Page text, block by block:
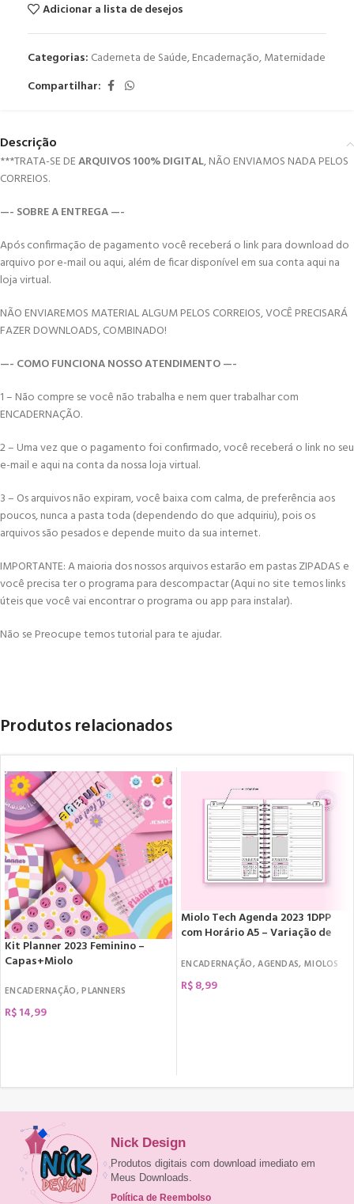
Adicionar a lista de desejos
Categorias: Caderneta de Saúde,Encadernação,Maternidade
Compartilhar:
Descrição
***TRATA-SE DEARQUIVOS 100% DIGITAL, NÃO ENVIAMOS NADA PELOS
CORREIOS.
—- SOBRE A ENTREGA —-
Após confirmação de pagamento você receberá o link para download do
arquivo por e-mail ou aqui, além de ficar disponível em sua conta aqui na
loja virtual.
NÃO ENVIAREMOS MATERIAL ALGUM PELOS CORREIOS, VOCÊ PRECISARÁ
FAZER DOWNLOADS, COMBINADO!
—- COMO FUNCIONA NOSSO ATENDIMENTO —-
1 – Não compre se você não trabalha e nem quer trabalhar com
ENCADERNAÇÃO.
2 – Uma vez que o pagamento foi confirmado, você receberá o link no seu
e-mail e aqui na conta da nossa loja virtual.
3 – Os arquivos não expiram, você baixa com calma, de preferência aos
poucos, nunca a pasta toda (dependendo do que adquiriu), pois os
arquivos são pesados e depende muito da sua internet.
IMPORTANTE: A maioria dos nossos arquivos estarão em pastas ZIPADAS e
você precisa ter o programa para descompactar (Aqui no site temos links
úteis que você vai encontrar o programa ou app para instalar).
Não se Preocupe temos tutorial para te ajudar.
Produtos relacionados
Kit Planner 2023 Feminino –
Capas+Miolo
ENCADERNAÇÃO,PLANNERS
R$14,99
Miolo Tech Agenda 2023 1DPP
com Horário A5 – Variação de
ENCADERNAÇÃO,AGENDAS, MIOLOS
R$8,99
Nick Design
Produtos digitais com download imediato em
Meus Downloads.
Política de Reembolso